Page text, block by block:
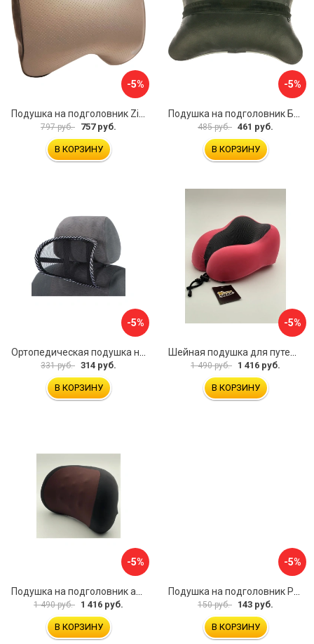
-5%
797 руб. 757 руб.
В КОРЗИНУ
-5%
485 руб. 461 руб.
В КОРЗИНУ
-5%
Ортопедическая подушка на подголовник TORSO 5155968
331 руб. 314 руб.
В КОРЗИНУ
-5%
Шейная подушка для путешествий Golden Snail GS 0458-4 розовый
1 490 руб. 1 416 руб.
В КОРЗИНУ
-5%
1 490 руб. 1 416 руб.
В КОРЗИНУ
-5%
150 руб. 143 руб.
В КОРЗИНУ